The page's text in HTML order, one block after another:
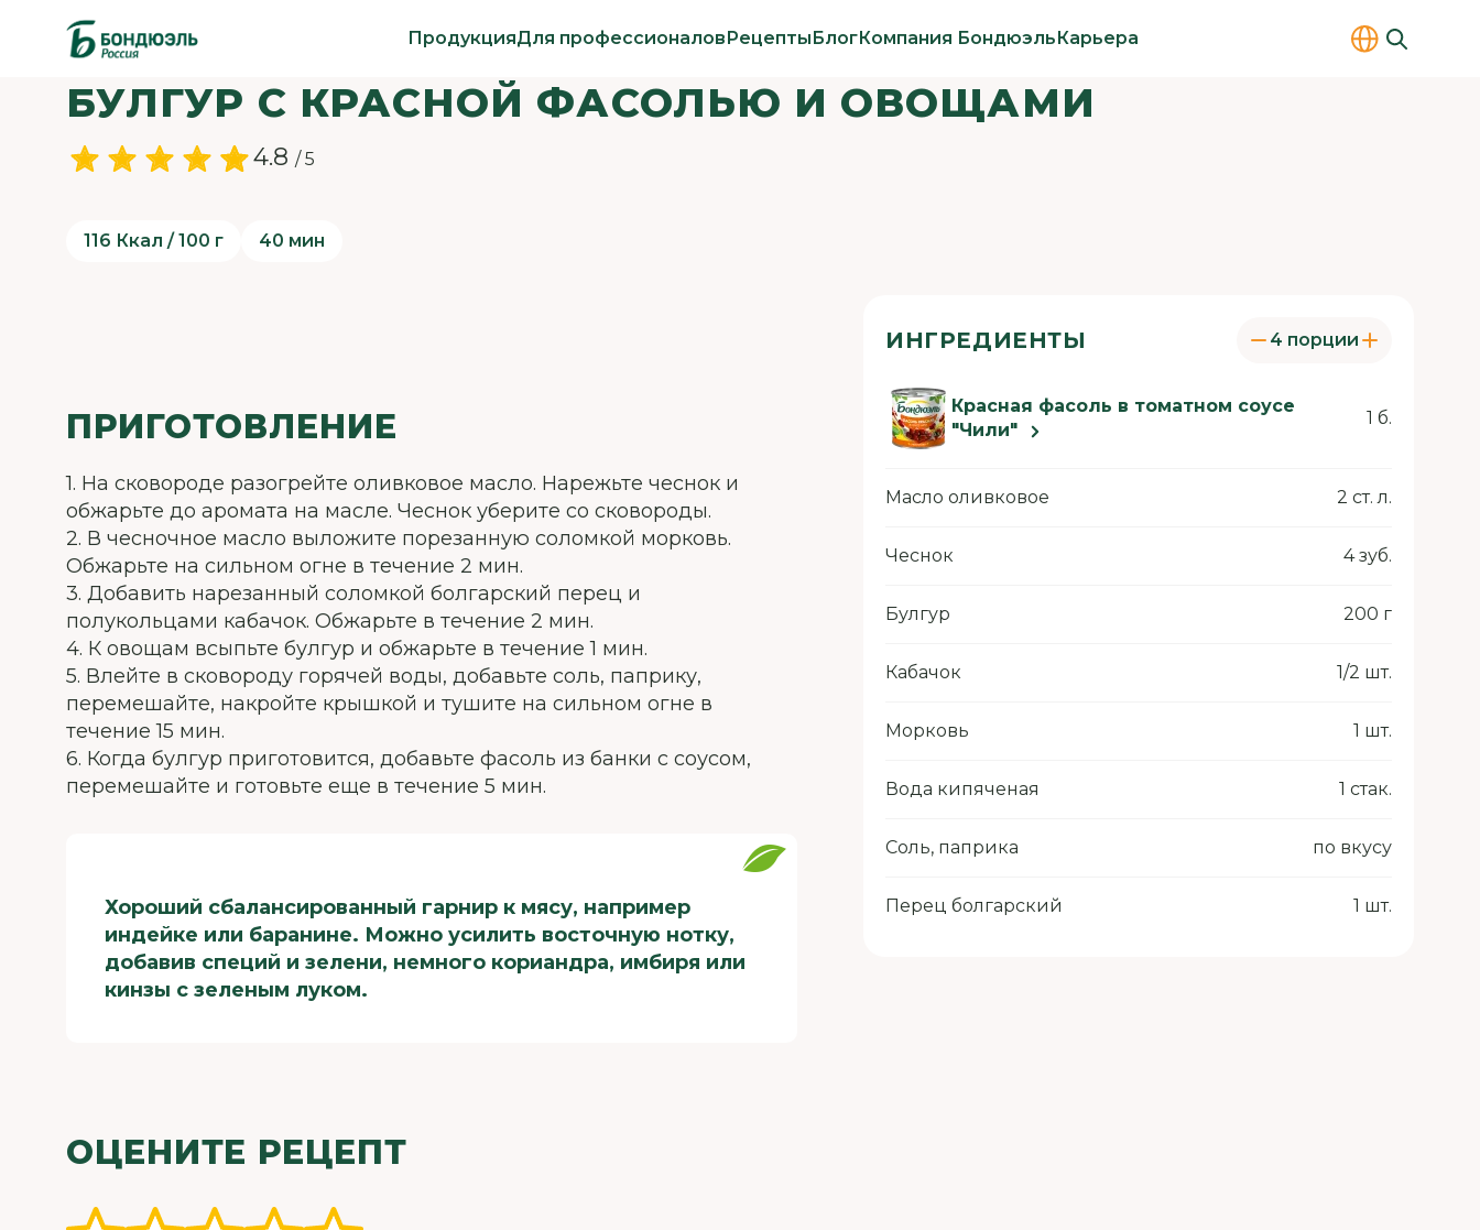
ПродукцияДля профессионаловРецептыБлогКомпания БондюэльКарьера
БУЛГУР С КРАСНОЙ ФАСОЛЬЮ И ОВОЩАМИ
4.8 / 5
116 Ккал / 100 г 40 мин
ИНГРЕДИЕНТЫ 4 порции
Красная фасоль в томатном соусе
"Чили"
1 б.
Масло оливковое 2 ст. л.
Чеснок 4 зуб.
Булгур 200 г
Кабачок 1/2 шт.
Морковь 1 шт.
Вода кипяченая 1 стак.
Соль, паприка по вкусу
Перец болгарский 1 шт.
ПРИГОТОВЛЕНИЕ
1. На сковороде разогрейте оливковое масло. Нарежьте чеснок и
обжарьте до аромата на масле. Чеснок уберите со сковороды.
2. В чесночное масло выложите порезанную соломкой морковь.
Обжарьте на сильном огне в течение 2 мин.
3. Добавить нарезанный соломкой болгарский перец и
полукольцами кабачок. Обжарьте в течение 2 мин.
4. К овощам всыпьте булгур и обжарьте в течение 1 мин.
5. Влейте в сковороду горячей воды, добавьте соль, паприку,
перемешайте, накройте крышкой и тушите на сильном огне в
течение 15 мин.
6. Когда булгур приготовится, добавьте фасоль из банки с соусом,
перемешайте и готовьте еще в течение 5 мин.
Хороший сбалансированный гарнир к мясу, например
индейке или баранине. Можно усилить восточную нотку,
добавив специй и зелени, немного кориандра, имбиря или
кинзы с зеленым луком.
ОЦЕНИТЕ РЕЦЕПТ